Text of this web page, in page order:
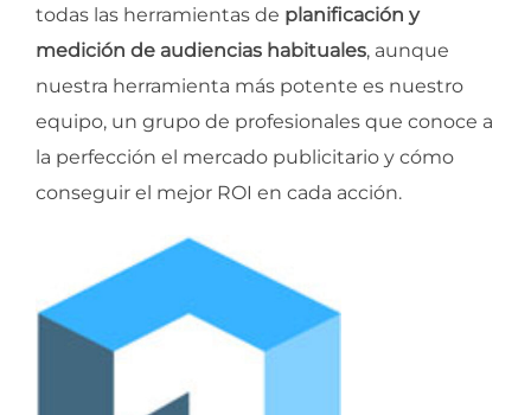
todas las herramientas de planificación y
medición de audiencias habituales, aunque
nuestra herramienta más potente es nuestro
equipo, un grupo de profesionales que conoce a
la perfección el mercado publicitario y cómo
conseguir el mejor ROI en cada acción.